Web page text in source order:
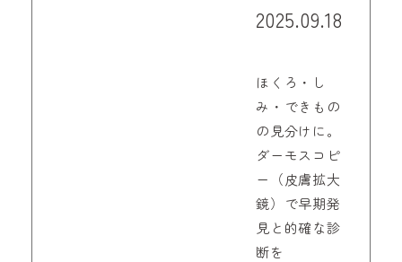
2025.09.18
ほくろ・し
み・できもの
の見分けに。
ダーモスコピ
ー（皮膚拡大
鏡）で早期発
見と的確な診
断を